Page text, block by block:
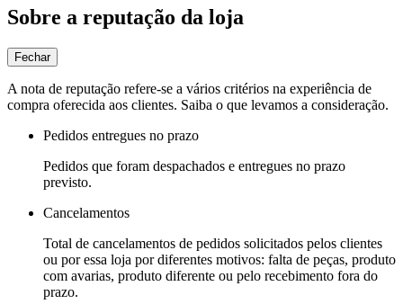
Sobre a reputação da loja
Fechar
A nota de reputação refere-se a vários critérios na experiência de
compra oferecida aos clientes. Saiba o que levamos a consideração.
Pedidos entregues no prazo
Pedidos que foram despachados e entregues no prazo
previsto.
Cancelamentos
Total de cancelamentos de pedidos solicitados pelos clientes
ou por essa loja por diferentes motivos: falta de peças, produto
com avarias, produto diferente ou pelo recebimento fora do
prazo.